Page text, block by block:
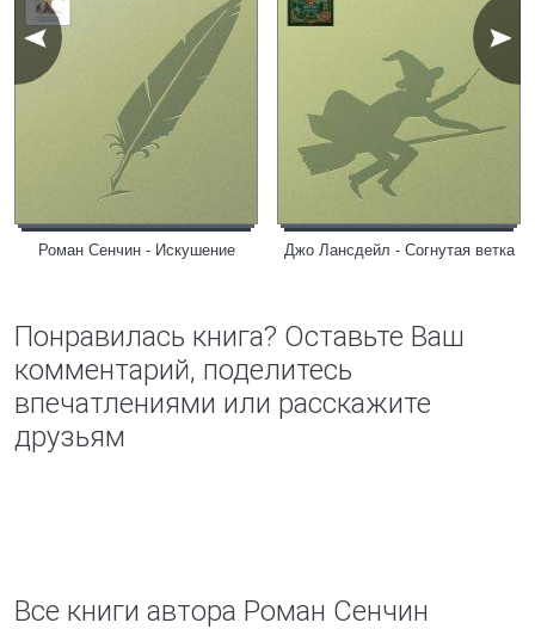
Роман Сенчин - Искушение Джо Лансдейл - Согнутая ветка
Понравилась книга? Оставьте Ваш
комментарий, поделитесь
впечатлениями или расскажите
друзьям
Все книги автора Роман Сенчин